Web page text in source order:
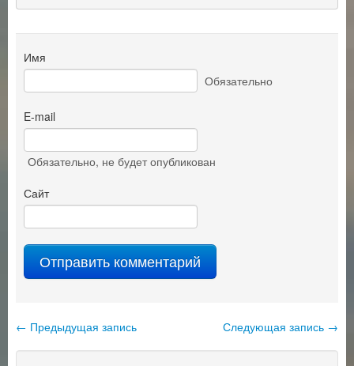
Имя
Обязательно
E-mail
Обязательно, не будет опубликован
Сайт
Навигация по записям
Следующая запись →
← Предыдущая запись